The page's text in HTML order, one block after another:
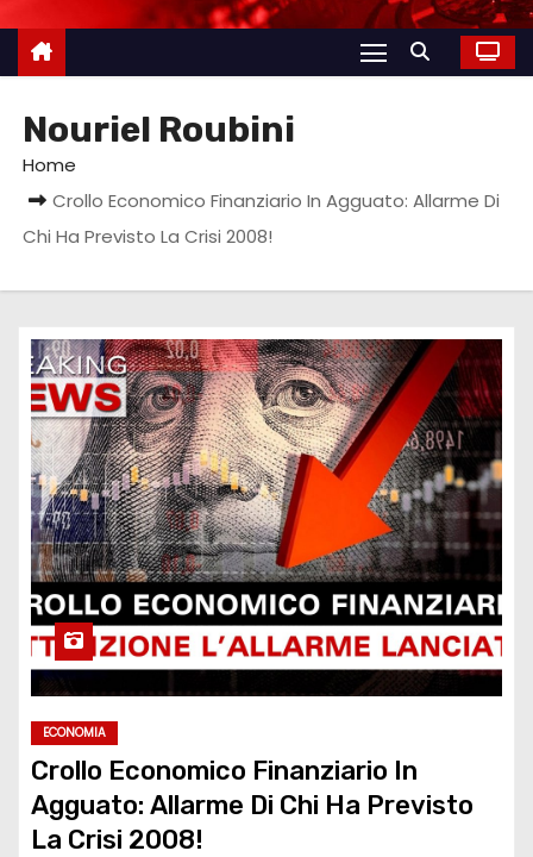
Nouriel Roubini
Home
Crollo Economico Finanziario In Agguato: Allarme Di
Chi Ha Previsto La Crisi 2008!
ECONOMIA
Crollo Economico Finanziario In
Agguato: Allarme Di Chi Ha Previsto
La Crisi 2008!